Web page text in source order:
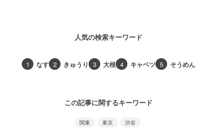
人気の検索キーワード
1 なす 2 きゅうり 3 大根 4 キャベツ 5 そうめん
この記事に関するキーワード
関東 東京 渋谷